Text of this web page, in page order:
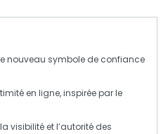
nouveau symbole de confiance
en ligne, inspirée par le
visibilité et l’autorité des